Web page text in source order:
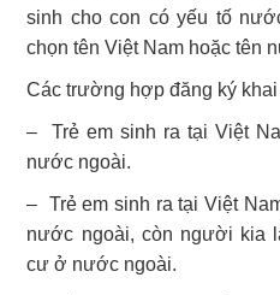
sinh cho con có yếu tố
chọn tên Việt Nam hoặc tên
Các trường hợp đăng ký
– Trẻ em sinh ra tại Việt
nước ngoài.
– Trẻ em sinh ra tại Việt
nước ngoài, còn người kia
cư ở nước ngoài.